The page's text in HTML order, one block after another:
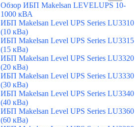
Обзор ИБП Makelsan LEVELUPS 10-
1000 кВА
ИБП Makelsan Level UPS Series LU3310
(10 кВа)
ИБП Makelsan Level UPS Series LU3315
(15 кВа)
ИБП Makelsan Level UPS Series LU3320
(20 кВа)
ИБП Makelsan Level UPS Series LU3330
(30 кВа)
ИБП Makelsan Level UPS Series LU3340
(40 кВа)
ИБП Makelsan Level UPS Series LU3360
(60 кВа)